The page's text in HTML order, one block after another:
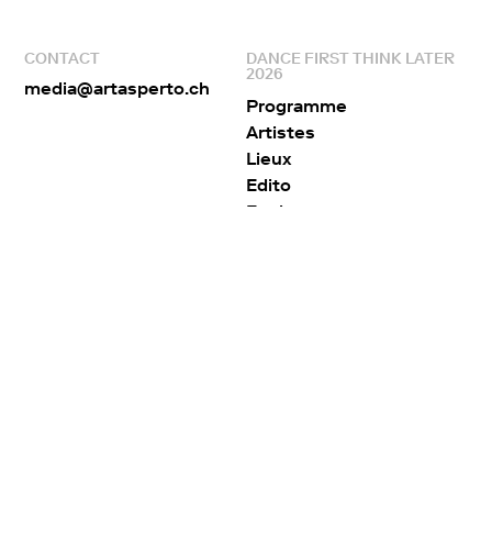
CONTACT
media@artasperto.ch
DANCE FIRST THINK LATER
2026
Programme
Artistes
Lieux
Edito
Equipe